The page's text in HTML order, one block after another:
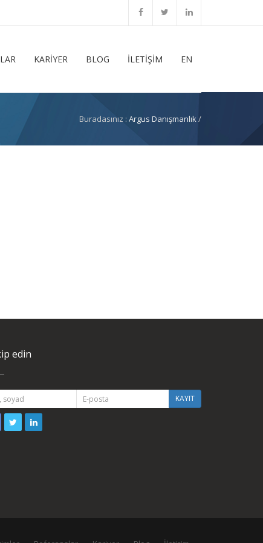
KARİYER BLOG İLETİŞİM EN
Buradasınız : Argus Danışmanlık/
edin
KAYIT